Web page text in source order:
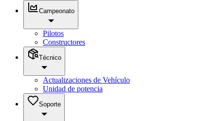
Campeonato
Pilotos
Constructores
Técnico
Actualizaciones de Vehículo
Unidad de potencia
Soporte